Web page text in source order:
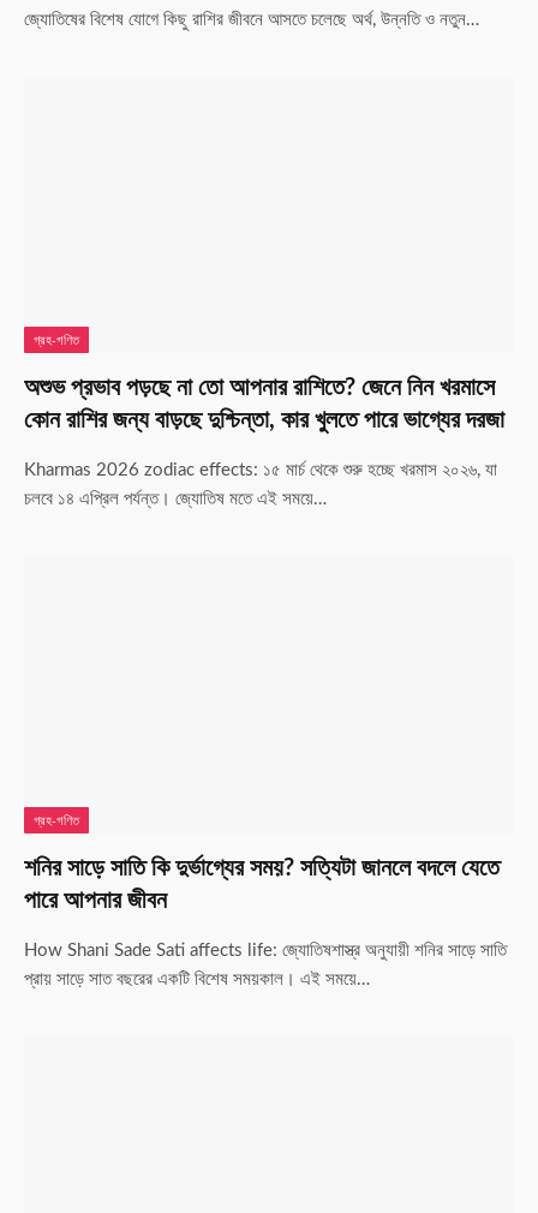
জ্যোতিষের বিশেষ যোগে কিছু রাশির জীবনে আসতে চলেছে অর্থ, উন্নতি ও নতুন…
গ্রহ-গণিত
অশুভ প্রভাব পড়ছে না তো আপনার রাশিতে? জেনে নিন খরমাসে
কোন রাশির জন্য বাড়ছে দুশ্চিন্তা, কার খুলতে পারে ভাগ্যের দরজা
Kharmas 2026 zodiac effects: ১৫ মার্চ থেকে শুরু হচ্ছে খরমাস ২০২৬, যা
চলবে ১৪ এপ্রিল পর্যন্ত। জ্যোতিষ মতে এই সময়ে…
গ্রহ-গণিত
শনির সাড়ে সাতি কি দুর্ভাগ্যের সময়? সত্যিটা জানলে বদলে যেতে
পারে আপনার জীবন
How Shani Sade Sati affects life: জ্যোতিষশাস্ত্র অনুযায়ী শনির সাড়ে সাতি
প্রায় সাড়ে সাত বছরের একটি বিশেষ সময়কাল। এই সময়ে…